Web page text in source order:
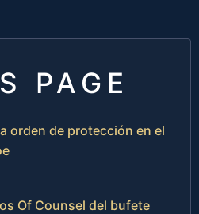
PAGE
orden de protección en el
Of Counsel del bufete